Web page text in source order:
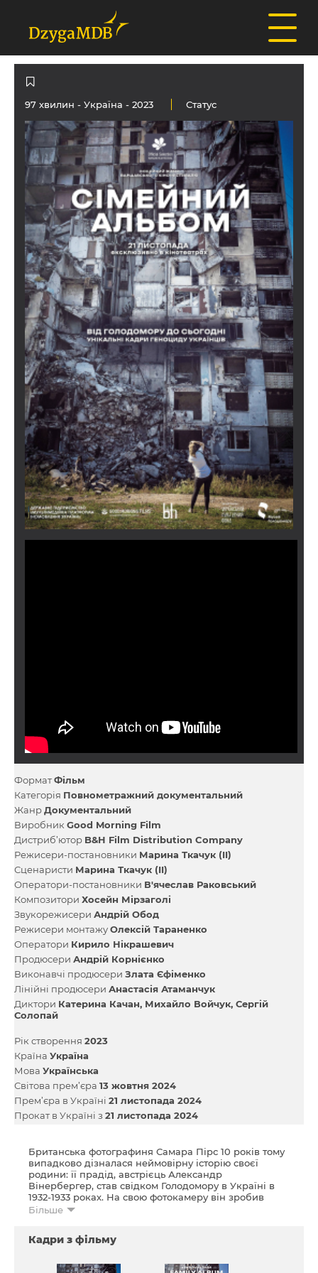
97 хвилин - Україна - 2023 Статус
ФорматФільм
Категорія Повнометражний документальний
ЖанрДокументальний
Виробник Good Morning Film
Дистриб’ютор B&H Film Distribution Company
Режисери-постановники Марина Ткачук (II)
Сценаристи Марина Ткачук (II)
Оператори-постановники В'ячеслав Раковський
Композитори Хосейн Мірзаголі
Звукорежисери Андрій Обод
Режисери монтажуОлексій Тараненко
Оператори Кирило Нікрашевич
Продюсери Андрій Корнієнко
Виконавчі продюсери Злата Єфіменко
Лінійні продюсери Анастасія Атаманчук
Диктори Катерина Качан Михайло Войчук Сергій
Солопай
Рік створення 2023
Країна Україна
Мова Українська
Світова прем’єра 13 жовтня 2024
Прем’єра в Україні 21 листопада 2024
Прокат в Україні з 21 листопада 2024
Британська фотографиня Самара Пірс 10 років тому
випадково дізналася неймовірну історію своєї
родини: її прадід, австрієць Александр
Вінербергер, став свідком Голодомору в Україні в
1932-1933 роках. На свою фотокамеру він зробив
історичні фотографії Харкова, що голодує, зміг
Україні.
Вінербергер прагнув, щоб світ дізнався про
Більше
Кадри з фільму